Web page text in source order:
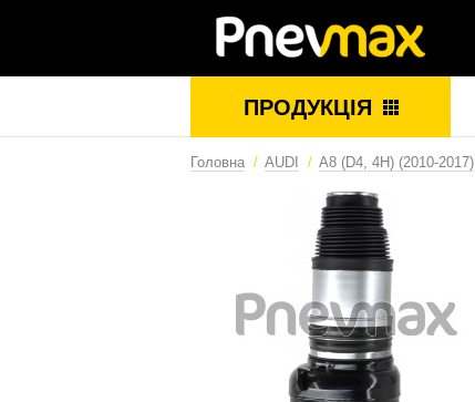
ПРОДУКЦІЯ
Головна AUDI A8 (D4, 4H) (2010-2017)